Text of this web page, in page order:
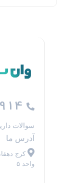
026-91010914
سوالات
آدرس ما
کرج دهقان
واحد ۵